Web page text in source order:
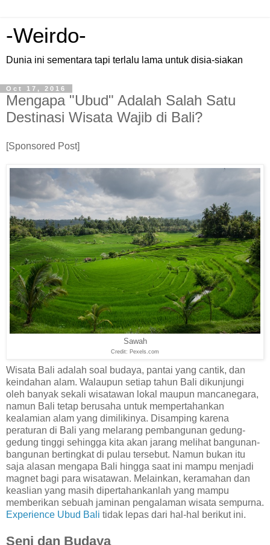
-Weirdo-
Dunia ini sementara tapi terlalu lama untuk disia-siakan
Oct 17, 2016
Mengapa "Ubud" Adalah Salah Satu
Destinasi Wisata Wajib di Bali?
[Sponsored Post]
Sawah
Credit: Pexels.com
Wisata Bali adalah soal budaya, pantai yang cantik, dan
keindahan alam. Walaupun setiap tahun Bali dikunjungi
oleh banyak sekali wisatawan lokal maupun mancanegara,
namun Bali tetap berusaha untuk mempertahankan
kealamian alam yang dimilikinya. Disamping karena
peraturan di Bali yang melarang pembangunan gedung-
gedung tinggi sehingga kita akan jarang melihat bangunan-
bangunan bertingkat di pulau tersebut. Namun bukan itu
saja alasan mengapa Bali hingga saat ini mampu menjadi
magnet bagi para wisatawan. Melainkan, keramahan dan
keaslian yang masih dipertahankanlah yang mampu
memberikan sebuah jaminan pengalaman wisata sempurna.
Experience Ubud Bali tidak lepas dari hal-hal berikut ini.
Seni dan Budaya